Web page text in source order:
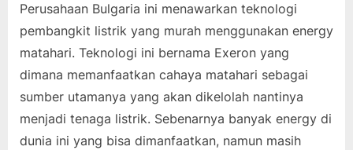
Perusahaan Bulgaria ini menawarkan teknologi
pembangkit listrik yang murah menggunakan energy
matahari. Teknologi ini bernama Exeron yang
dimana memanfaatkan cahaya matahari sebagai
sumber utamanya yang akan dikelolah nantinya
menjadi tenaga listrik. Sebenarnya banyak energy di
dunia ini yang bisa dimanfaatkan, namun masih